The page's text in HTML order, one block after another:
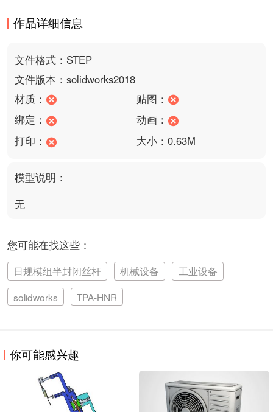
作品详细信息
文件格式：STEP
文件版本：solidworks2018
材质：
贴图：
绑定：
动画：
打印：
大小：0.63M
模型说明：
无
您可能在找这些：
日规模组半封闭丝杆 机械设备
工业设备
solidworks
TPA-HNR
你可能感兴趣